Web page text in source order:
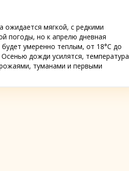
ожидается мягкой, с редкими
погоды, но к апрелю дневная
умеренно теплым, от 18°C до
дожди усилятся, температура
туманами и первыми